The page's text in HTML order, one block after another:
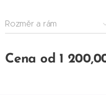
Rozměr a rám
Cena od 1